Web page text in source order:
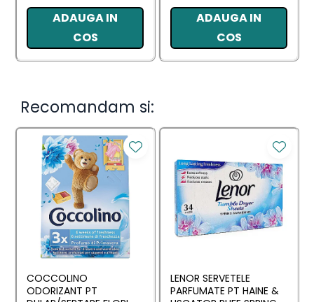
ADAUGA IN
COS
ADAUGA IN
COS
Recomandam si:
COCCOLINO
ODORIZANT PT
LENOR SERVETELE
PARFUMATE PT HAINE &